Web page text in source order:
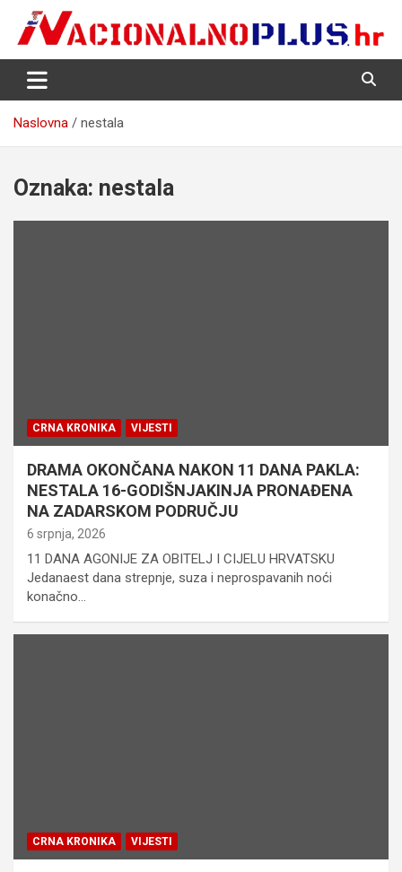
content
NacionalnoPlus.hr
Nacija želi znati više
Naslovna nestala
Oznaka: nestala
CRNA KRONIKA VIJESTI
DRAMA OKONČANA NAKON 11 DANA PAKLA:
NESTALA 16-GODIŠNJAKINJA PRONAĐENA
NA ZADARSKOM PODRUČJU
6 srpnja, 2026
11 DANA AGONIJE ZA OBITELJ I CIJELU HRVATSKU
Jedanaest dana strepnje, suza i neprospavanih noći
konačno…
CRNA KRONIKA VIJESTI